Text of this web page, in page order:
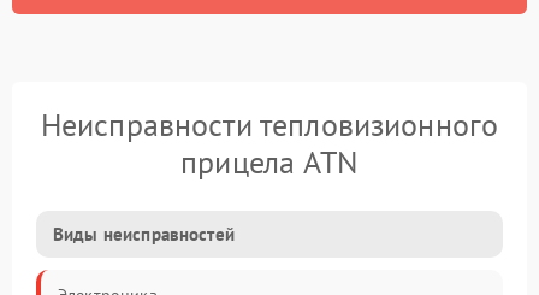
Неисправности тепловизионного
прицела ATN
Виды неисправностей